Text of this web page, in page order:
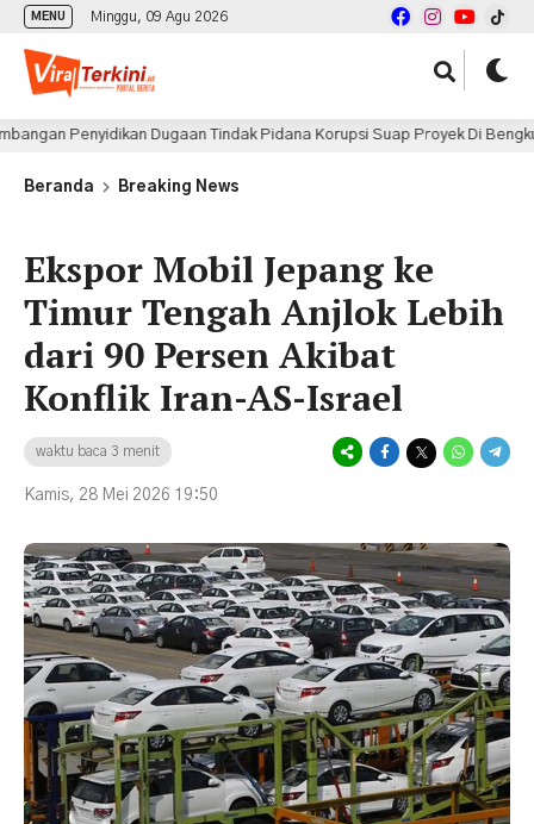
MENU Minggu, 09 Agu 2026
Dugaan Tindak Pidana Korupsi Suap Proyek Di Bengkulu
Beranda Breaking News
Ekspor Mobil Jepang ke
Timur Tengah Anjlok Lebih
dari 90 Persen Akibat
Konflik Iran-AS-Israel
waktu baca 3 menit
Kamis, 28 Mei 2026 19:50